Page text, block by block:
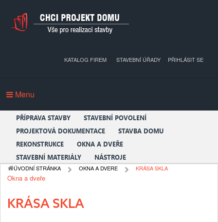
PŘIHLÁSIT SE
KATALOG FIREM STAVEBNÍ ÚŘADY
Menu
PŘÍPRAVA STAVBY
STAVEBNÍ POVOLENÍ
PROJEKTOVÁ DOKUMENTACE
STAVBA DOMU
REKONSTRUKCE
OKNA A DVEŘE
STAVEBNÍ MATERIÁLY
NÁSTROJE
ÚVODNÍ STRÁNKA OKNA A DVERE KRÁSA SKLA
Okna a dveře
KRÁSA SKLA